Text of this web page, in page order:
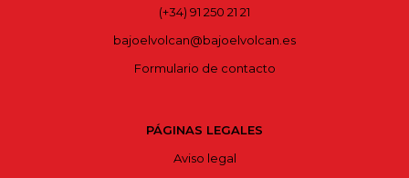
(+34) 91 250 21 21
bajoelvolcan@bajoelvolcan.es
Formulario de contacto
PÁGINAS LEGALES
Aviso legal